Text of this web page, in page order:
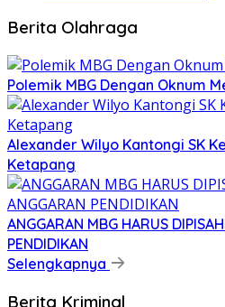
Berita Olahraga
Polemik MBG Dengan Oknum
Alexander Wilyo Kantongi SK
Ketapang
ANGGARAN MBG HARUS
PENDIDIKAN
Selengkapnya
Berita Kriminal